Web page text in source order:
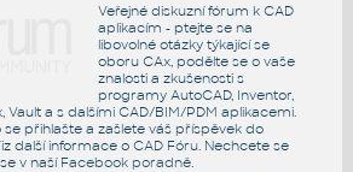
Veřejné diskuzní fórum k CAD
aplikacím - ptejte se na
libovolné otázky týkající se
oboru CAx, podělte se o vaše
znalosti a zkušenosti s
programy AutoCAD, Inventor,
Vault a s dalšími CAD/BIM/PDM aplikacemi.
přihlašte a zašlete váš příspěvek do
další informace o CAD Fóru. Nechcete se
v naší Facebook poradně.